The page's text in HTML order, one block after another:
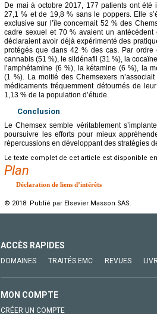
De mai à octobre 2017, 177 patients ont
27,1 % et de 19,8 % sans le poppers. Elle
exclusive sur l’île concernait 52 % des
cadre sexuel et 70 % avaient un antécédent
déclaraient avoir déjà expérimenté des
protégés que dans 42 % des cas. Par
cannabis (51 %), le sildénafil (31 %), la
l’amphétamine (6 %), la kétamine (6 %), la
(1 %). La moitié des Chemsexers
médicaments fréquemment détournés de
1,13 % de la population d’étude.
Conclusion
Le Chemsex semble véritablement
poursuivre les efforts pour mieux
répercussions en développant des stratégies
Le texte complet de cet article est disponible en
Plan
Déclaration de liens d’intérêts
© 2018 Publié par Elsevier Masson SAS.
ACCÈS RAPIDES
DOMAINES TRAITÉS EMC REVUES
MON COMPTE
CRÉER UN COMPTE